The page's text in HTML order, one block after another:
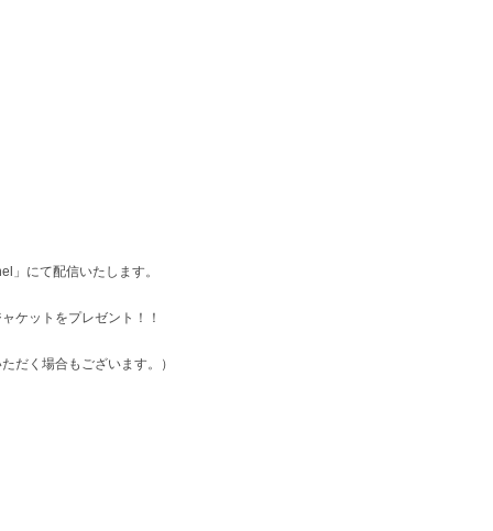
」にて配信いたします。
ケットをプレゼント！！
だく場合もございます。）